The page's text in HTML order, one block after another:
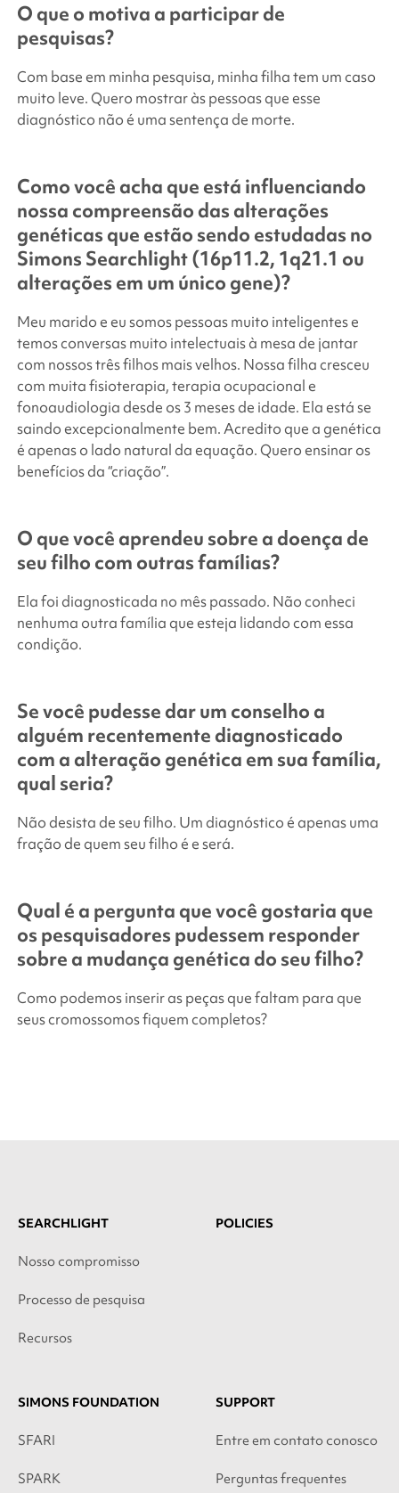
O que o motiva a participar de
pesquisas?
Com base em minha pesquisa, minha filha tem um caso
muito leve. Quero mostrar às pessoas que esse
diagnóstico não é uma sentença de morte.
Como você acha que está influenciando
nossa compreensão das alterações
genéticas que estão sendo estudadas no
Simons Searchlight(16p11.2, 1q21.1 ou
alterações em um único gene)?
Meu marido e eu somos pessoas muito inteligentes e
temos conversas muito intelectuais à mesa de jantar
com nossos três filhos mais velhos. Nossa filha cresceu
com muita fisioterapia, terapia ocupacional e
fonoaudiologia desde os 3 meses de idade. Ela está se
saindo excepcionalmente bem. Acredito que a genética
é apenas o lado natural da equação. Quero ensinar os
benefícios da “criação”.
O que você aprendeu sobre a doença de
seu filho com outras famílias?
Ela foi diagnosticada no mês passado. Não conheci
nenhuma outra família que esteja lidando com essa
condição.
Se você pudesse dar um conselho a
alguém recentemente diagnosticado
com a alteração genética em sua família,
qual seria?
Não desista de seu filho. Um diagnóstico é apenas uma
fração de quem seu filho é e será.
Qual é a pergunta que você gostaria que
os pesquisadores pudessem responder
sobre a mudança genética do seu filho?
Como podemos inserir as peças que faltam para que
seus cromossomos fiquem completos?
SEARCHLIGHT
Nosso compromisso
Processo de pesquisa
Recursos
POLICIES
SIMONS FOUNDATION
SFARI
SPARK
SUPPORT
Entre em contato conosco
Perguntas frequentes